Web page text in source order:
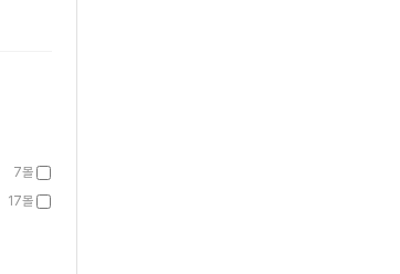
7몰
17몰